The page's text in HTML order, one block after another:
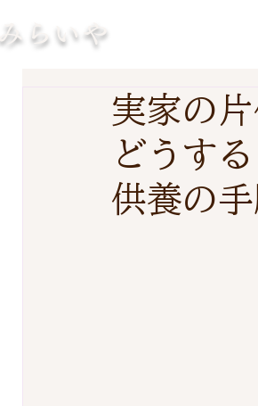
みらいや
実家の
どうす
供養の